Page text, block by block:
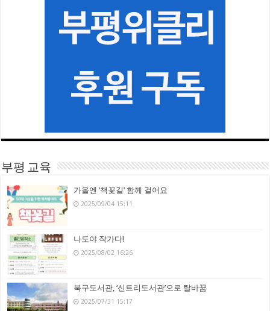
부평 교육
가을엔 ‘책꽃길’ 함께 걸어요
2025/09/04 15:11
나도야 작가다!
2025/08/02 16:26
북구도서관, ‘신트리도서관’으로 탈바꿈
2025/07/31 15:17